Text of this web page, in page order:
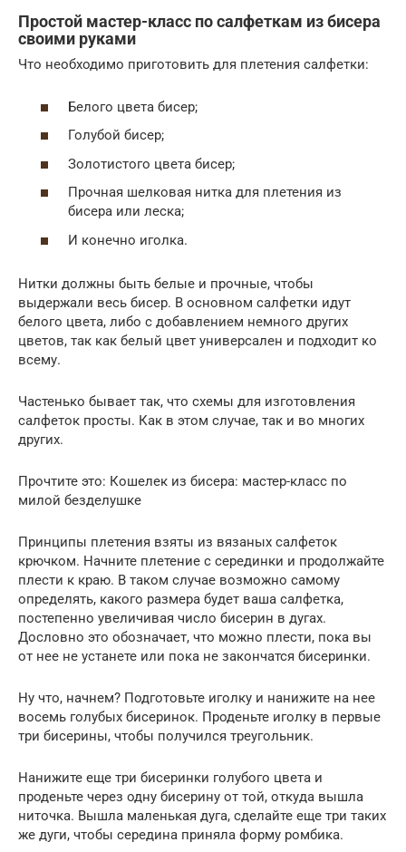
Простой мастер-класс по салфеткам из бисера
своими руками
Что необходимо приготовить для плетения салфетки:
Белого цвета бисер;
Голубой бисер;
Золотистого цвета бисер;
Прочная шелковая нитка для плетения из
бисера или леска;
И конечно иголка.
Нитки должны быть белые и прочные, чтобы
выдержали весь бисер. В основном салфетки идут
белого цвета, либо с добавлением немного других
цветов, так как белый цвет универсален и подходит ко
всему.
Частенько бывает так, что схемы для изготовления
салфеток просты. Как в этом случае, так и во многих
других.
Прочтите это: Кошелек из бисера: мастер-класс по
милой безделушке
Принципы плетения взяты из вязаных салфеток
крючком. Начните плетение с серединки и продолжайте
плести к краю. В таком случае возможно самому
определять, какого размера будет ваша салфетка,
постепенно увеличивая число бисерин в дугах.
Дословно это обозначает, что можно плести, пока вы
от нее не устанете или пока не закончатся бисеринки.
Ну что, начнем? Подготовьте иголку и нанижите на нее
восемь голубых бисеринок. Проденьте иголку в первые
три бисерины, чтобы получился треугольник.
Нанижите еще три бисеринки голубого цвета и
проденьте через одну бисерину от той, откуда вышла
ниточка. Вышла маленькая дуга, сделайте еще три таких
же дуги, чтобы середина приняла форму ромбика.